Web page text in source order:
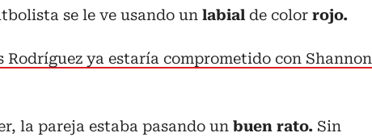
se le ve usando un labial de color rojo.
Rodríguez ya estaría comprometido con Shannon
la pareja estaba pasando un buen rato. Sin